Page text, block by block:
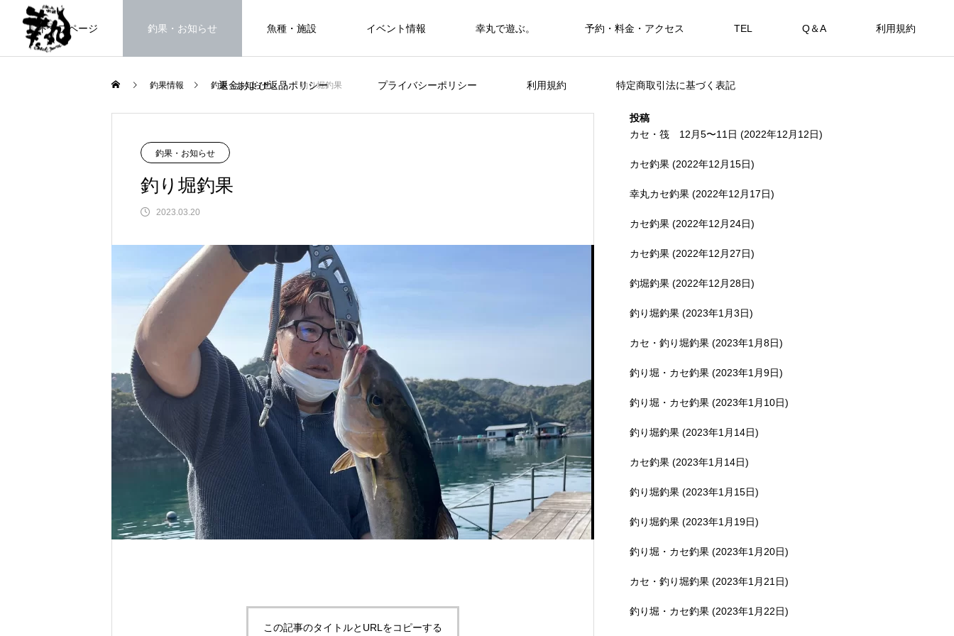
トップページ 釣果・お知らせ 魚種・施設 イベント情報 幸丸で遊ぶ。 予約・料金・アクセス TEL Q＆A 利用規約
返金および返品ポリシー プライバシーポリシー 利用規約 特定商取引法に基づく表記
高知県唯一の海上釣堀。さぁ釣りまく
れ！！
筏・カセ SHOP
FEATURE
自分だけのエサを作ってみよう。
釣果情報 釣果・お知らせ 釣り堀釣果
釣果・お知らせ
釣り堀釣果
2023.03.20
この記事のタイトルとURLをコピーする
投稿
カセ・筏 12月5〜11日 (2022年12月12日)
カセ釣果 (2022年12月15日)
幸丸カセ釣果 (2022年12月17日)
カセ釣果 (2022年12月24日)
カセ釣果 (2022年12月27日)
釣堀釣果 (2022年12月28日)
釣り堀釣果 (2023年1月3日)
カセ・釣り堀釣果 (2023年1月8日)
釣り堀・カセ釣果 (2023年1月9日)
釣り堀・カセ釣果 (2023年1月10日)
釣り堀釣果 (2023年1月14日)
カセ釣果 (2023年1月14日)
釣り堀釣果 (2023年1月15日)
釣り堀釣果 (2023年1月19日)
釣り堀・カセ釣果 (2023年1月20日)
カセ・釣り堀釣果 (2023年1月21日)
釣り堀・カセ釣果 (2023年1月22日)